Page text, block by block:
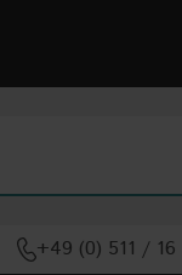
+49 (0) 511 /